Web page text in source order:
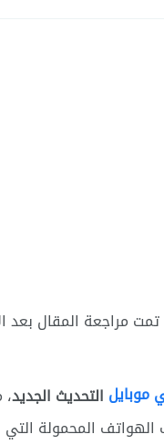
تمت مراجعة المقال بعد
موبايل التحديث الجديد
المحمولة التي